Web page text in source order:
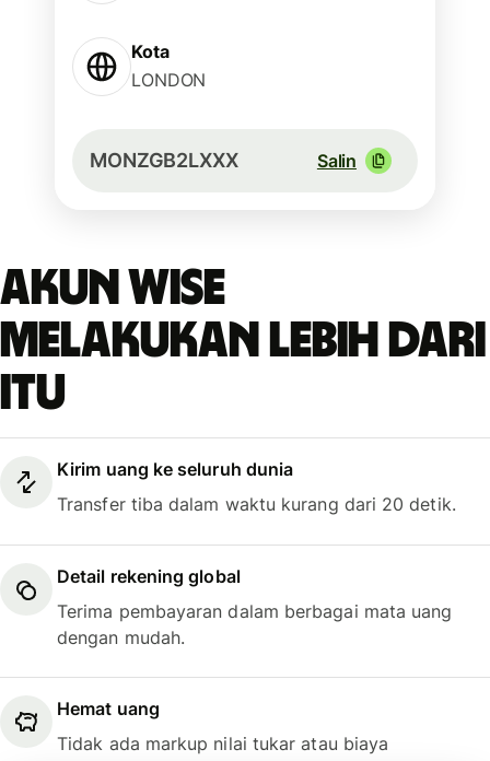
Kota
LONDON
MONZGB2LXXX Salin
Akun Wise
melakukan lebih dari
itu
Kirim uang ke seluruh dunia
Transfer tiba dalam waktu kurang dari 20 detik.
Detail rekening global
Terima pembayaran dalam berbagai mata uang
dengan mudah.
Hemat uang
Tidak ada markup nilai tukar atau biaya